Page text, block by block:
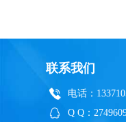
联系我们
电话：
Q Q：